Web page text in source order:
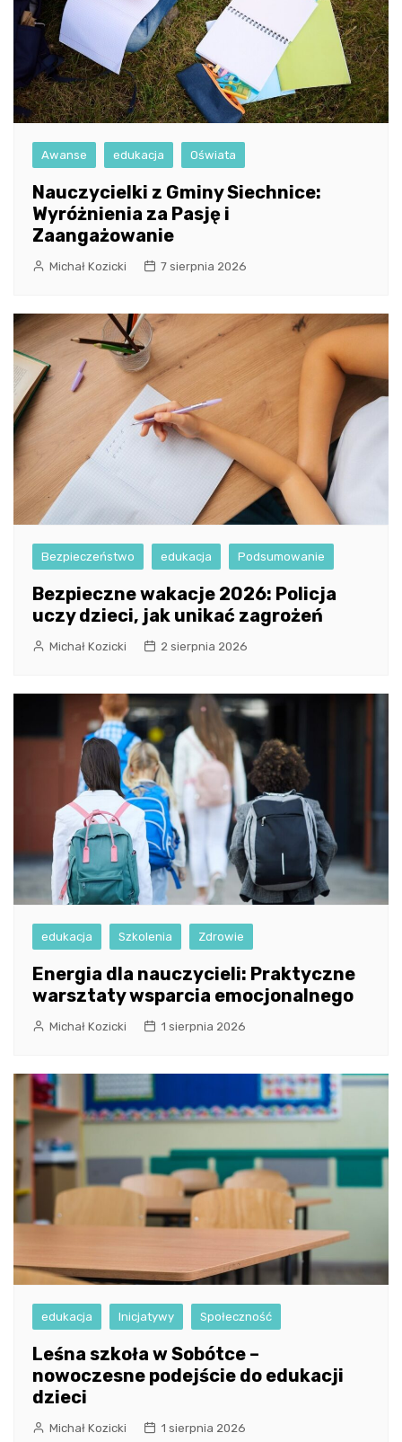
Awanse edukacja Oświata
Nauczycielki z Gminy Siechnice:
Wyróżnienia za Pasję i
Zaangażowanie
Michał Kozicki 7 sierpnia 2026
Bezpieczeństwo edukacja Podsumowanie
Bezpieczne wakacje 2026: Policja
uczy dzieci, jak unikać zagrożeń
Michał Kozicki 2 sierpnia 2026
edukacja Szkolenia Zdrowie
Energia dla nauczycieli: Praktyczne
warsztaty wsparcia emocjonalnego
Michał Kozicki 1 sierpnia 2026
edukacja Inicjatywy Społeczność
Leśna szkoła w Sobótce –
nowoczesne podejście do edukacji
dzieci
Michał Kozicki 1 sierpnia 2026